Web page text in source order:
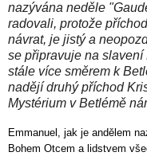
nazývána neděle
radovali, protože
návrat, je jistý a
se připravuje na
stále více směrem k
nadějí druhý příchod
Mystérium v Betlémě
Emmanuel, jak je andělem
Bohem Otcem a lidstvem